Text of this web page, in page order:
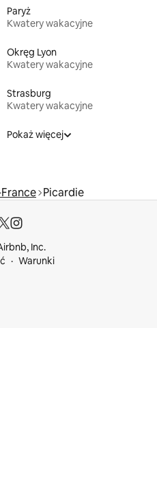
Paryż
Kwatery wakacyjne
Okręg Lyon
Kwatery wakacyjne
Strasburg
Kwatery wakacyjne
Pokaż więcej
Picardie
Inc.
Warunki